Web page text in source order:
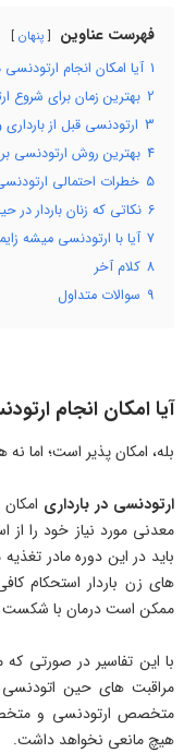
فهرست عناوین پنهان
1 آیا امکان انجام
2 بهترین زمان برای شروع
3 ارتودنسی قبل از
4 بهترین روش ارتودنسی
5 خطرات احتمالی
6 نکاتی که زنان باردار در
7 آیا با ارتودنسی میشه
8 کلام آخر
9 سوالات متداول
آیا امکان انجام
بله، امکان پذیر است؛ اما
ارتودنسی در بارداری
معدنی مورد نیاز خود را
باید در این دوره مادر
های زن باردار استحکام
ممکن است درمان با شکست
با این تفاسیر در صورتی که
مراقبت های حین
متخصص ارتودنسی و متخصص
هیچ مانعی نخواهد داشت.